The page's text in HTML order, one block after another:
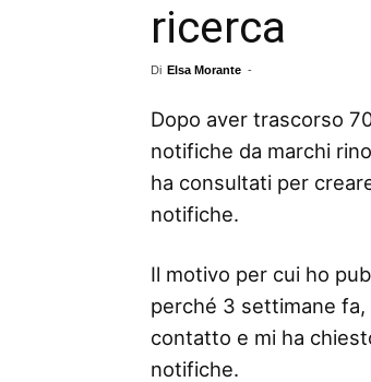
ricerca
Di Elsa Morante -
Dopo aver trascorso
notifiche da marchi
ha consultati per
notifiche.
Il motivo per cui ho
perché 3 settimane
contatto e mi ha
notifiche.